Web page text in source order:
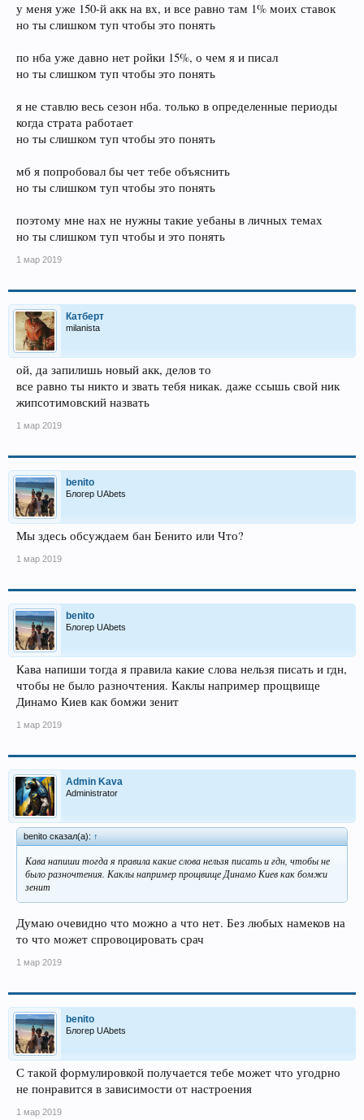
у меня уже 150-й акк на вх, и все равно там 1% моих ставок
но ты слишком туп чтобы это понять
по нба уже давно нет ройки 15%, о чем я и писал
но ты слишком туп чтобы это понять
я не ставлю весь сезон нба. только в определенные периоды
когда страта работает
но ты слишком туп чтобы это понять
мб я попробовал бы чет тебе объяснить
но ты слишком туп чтобы это понять
поэтому мне нах не нужны такие уебаны в личных темах
но ты слишком туп чтобы и это понять
1 мар 2019
Катберт
milanista
ой, да запилишь новый акк, делов то
все равно ты никто и звать тебя никак. даже ссышь свой ник
жипсотимовский назвать
1 мар 2019
benito
Блогер UAbets
Мы здесь обсуждаем бан Бенито или Что?
1 мар 2019
benito
Блогер UAbets
Кава напиши тогда я правила какие слова нельзя писать и гдн,
чтобы не было разночтения. Каклы например прощвище
Динамо Киев как бомжи зенит
1 мар 2019
Admin Kava
Administrator
benito сказал(а): ↑
Кава напиши тогда я правила какие слова нельзя писать и гдн, чтобы не
было разночтения. Каклы например прощвище Динамо Киев как бомжи
зенит
Думаю очевидно что можно а что нет. Без любых намеков на
то что может спровоцировать срач
1 мар 2019
benito
Блогер UAbets
С такой формулировкой получается тебе может что угодрно
не понравится в зависимости от настроения
1 мар 2019